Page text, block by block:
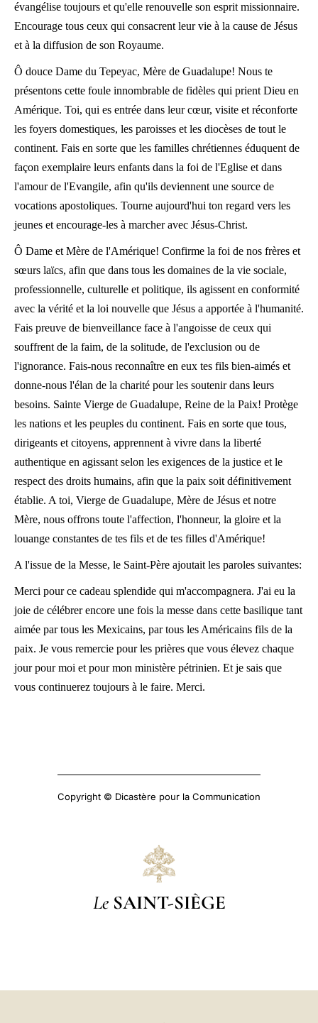
évangélise toujours et qu'elle renouvelle son esprit missionnaire.
Encourage tous ceux qui consacrent leur vie à la cause de Jésus
et à la diffusion de son Royaume.
Ô douce Dame du Tepeyac, Mère de Guadalupe! Nous te
présentons cette foule innombrable de fidèles qui prient Dieu en
Amérique. Toi, qui es entrée dans leur cœur, visite et réconforte
les foyers domestiques, les paroisses et les diocèses de tout le
continent. Fais en sorte que les familles chrétiennes éduquent de
façon exemplaire leurs enfants dans la foi de l'Eglise et dans
l'amour de l'Evangile, afin qu'ils deviennent une source de
vocations apostoliques. Tourne aujourd'hui ton regard vers les
jeunes et encourage-les à marcher avec Jésus-Christ.
Ô Dame et Mère de l'Amérique! Confirme la foi de nos frères et
sœurs laïcs, afin que dans tous les domaines de la vie sociale,
professionnelle, culturelle et politique, ils agissent en conformité
avec la vérité et la loi nouvelle que Jésus a apportée à l'humanité.
Fais preuve de bienveillance face à l'angoisse de ceux qui
souffrent de la faim, de la solitude, de l'exclusion ou de
l'ignorance. Fais-nous reconnaître en eux tes fils bien-aimés et
donne-nous l'élan de la charité pour les soutenir dans leurs
besoins. Sainte Vierge de Guadalupe, Reine de la Paix! Protège
les nations et les peuples du continent. Fais en sorte que tous,
dirigeants et citoyens, apprennent à vivre dans la liberté
authentique en agissant selon les exigences de la justice et le
respect des droits humains, afin que la paix soit définitivement
établie. A toi, Vierge de Guadalupe, Mère de Jésus et notre
Mère, nous offrons toute l'affection, l'honneur, la gloire et la
louange constantes de tes fils et de tes filles d'Amérique!
A l'issue de la Messe, le Saint-Père ajoutait les paroles suivantes:
Merci pour ce cadeau splendide qui m'accompagnera. J'ai eu la
joie de célébrer encore une fois la messe dans cette basilique tant
aimée par tous les Mexicains, par tous les Américains fils de la
paix. Je vous remercie pour les prières que vous élevez chaque
jour pour moi et pour mon ministère pétrinien. Et je sais que
vous continuerez toujours à le faire. Merci.
Copyright © Dicastère pour la Communication
Le SAINT-SIÈGE